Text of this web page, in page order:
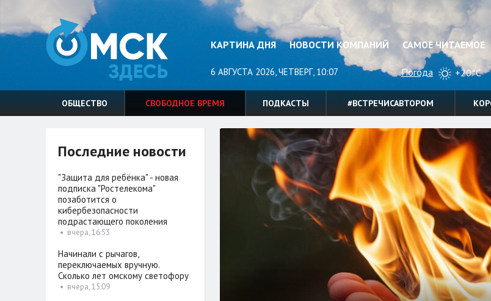
КАРТИНА ДНЯ НОВОСТИ КОМПАНИЙ САМОЕ ЧИТАЕМОЕ
6 АВГУСТА 2026, ЧЕТВЕРГ, 10:07 Погода +20°C
ОБЩЕСТВО СВОБОДНОЕ ВРЕМЯ ПОДКАСТЫ #ВСТРЕЧИСАВТОРОМ
Последние новости
"Защита для ребёнка" - новая
подписка "Ростелекома"
позаботится о
кибербезопасности
подрастающего поколения
• вчера, 16:53
Начинали с рычагов,
переключаемых вручную.
Сколько лет омскому светофору
• вчера, 15:09